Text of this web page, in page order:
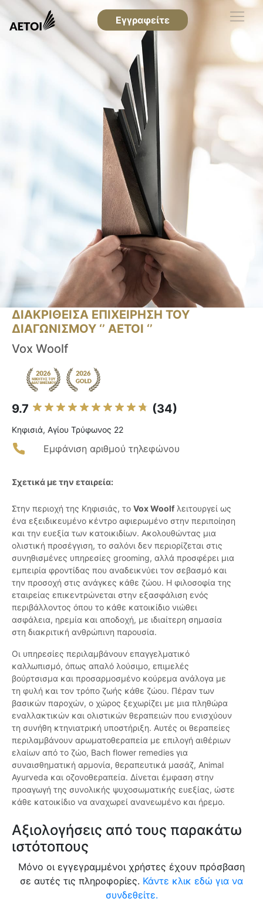
Εγγραφείτε
ΔΙΑΚΡΙΘΕΙΣΑ ΕΠΙΧΕΙΡΗΣΗ ΤΟΥ
ΔΙΑΓΩΝΙΣΜΟΥ ‘’ ΑΕΤΟΙ ‘’
Vox Woolf
9.7 (34)
Κηφισιά, Αγίου Τρύφωνος 22
Εμφάνιση αριθμού τηλεφώνου
Σχετικά με την εταιρεία:
Στην περιοχή της Κηφισιάς, το Vox Woolf λειτουργεί ως
ένα εξειδικευμένο κέντρο αφιερωμένο στην περιποίηση
και την ευεξία των κατοικιδίων. Ακολουθώντας μια
ολιστική προσέγγιση, το σαλόνι δεν περιορίζεται στις
συνηθισμένες υπηρεσίες grooming, αλλά προσφέρει μια
εμπειρία φροντίδας που αναδεικνύει τον σεβασμό και
την προσοχή στις ανάγκες κάθε ζώου. Η φιλοσοφία της
εταιρείας επικεντρώνεται στην εξασφάλιση ενός
περιβάλλοντος όπου το κάθε κατοικίδιο νιώθει
ασφάλεια, ηρεμία και αποδοχή, με ιδιαίτερη σημασία
στη διακριτική ανθρώπινη παρουσία.
Οι υπηρεσίες περιλαμβάνουν επαγγελματικό
καλλωπισμό, όπως απαλό λούσιμο, επιμελές
βούρτσισμα και προσαρμοσμένο κούρεμα ανάλογα με
τη φυλή και τον τρόπο ζωής κάθε ζώου. Πέραν των
βασικών παροχών, ο χώρος ξεχωρίζει με μια πληθώρα
εναλλακτικών και ολιστικών θεραπειών που ενισχύουν
τη συνήθη κτηνιατρική υποστήριξη. Αυτές οι θεραπείες
περιλαμβάνουν αρωματοθεραπεία με επιλογή αιθέριων
ελαίων από το ζώο, Bach flower remedies για
συναισθηματική αρμονία, θεραπευτικά μασάζ, Animal
Ayurveda και οζονοθεραπεία. Δίνεται έμφαση στην
προαγωγή της συνολικής ψυχοσωματικής ευεξίας, ώστε
κάθε κατοικίδιο να αναχωρεί ανανεωμένο και ήρεμο.
Αξιολογήσεις από τους παρακάτω
ιστότοπους
Μόνο οι εγγεγραμμένοι χρήστες έχουν πρόσβαση
σε αυτές τις πληροφορίες. Κάντε κλικ εδώ για να
συνδεθείτε.